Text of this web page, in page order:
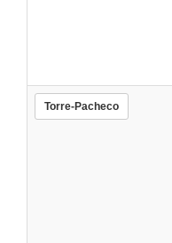
Torre-Pacheco